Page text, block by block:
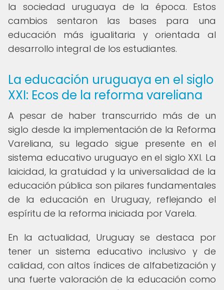
la sociedad uruguaya de la época. Estos
cambios sentaron las bases para una
educación más igualitaria y orientada al
desarrollo integral de los estudiantes.
La educación uruguaya en el siglo
XXI: Ecos de la reforma vareliana
A pesar de haber transcurrido más de un
siglo desde la implementación de la Reforma
Vareliana, su legado sigue presente en el
sistema educativo uruguayo en el siglo XXI. La
laicidad, la gratuidad y la universalidad de la
educación pública son pilares fundamentales
de la educación en Uruguay, reflejando el
espíritu de la reforma iniciada por Varela.
En la actualidad, Uruguay se destaca por
tener un sistema educativo inclusivo y de
calidad, con altos índices de alfabetización y
una fuerte valoración de la educación como